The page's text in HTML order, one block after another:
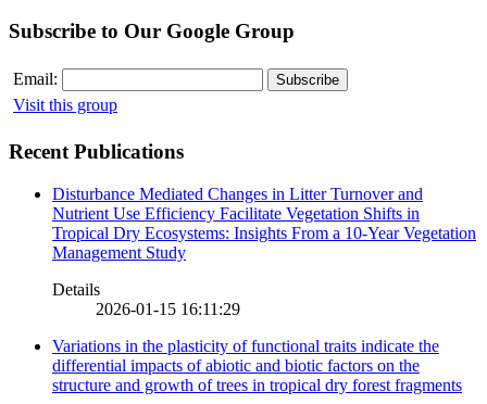
Subscribe to Our Google Group
Email:
Visit this group
Recent Publications
Disturbance Mediated Changes in Litter Turnover and
Nutrient Use Efficiency Facilitate Vegetation Shifts in
Tropical Dry Ecosystems: Insights From a 10-Year Vegetation
Management Study
Details
2026-01-15 16:11:29
Variations in the plasticity of functional traits indicate the
differential impacts of abiotic and biotic factors on the
structure and growth of trees in tropical dry forest fragments